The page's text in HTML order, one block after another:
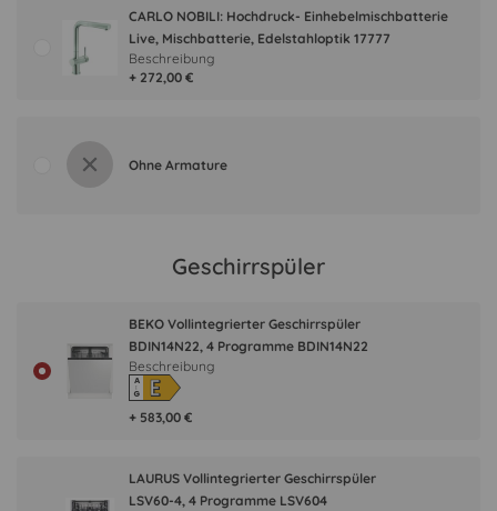
CARLO NOBILI: Hochdruck- Einhebelmischbatterie
Live, Mischbatterie, Edelstahloptik 17777
+ 272,00 €
Beschreibung
Ohne Armature
Geschirrspüler
BEKO Vollintegrierter Geschirrspüler
BDIN14N22, 4 Programme BDIN14N22
+ 583,00 €
A
↑G E
Beschreibung
LAURUS Vollintegrierter Geschirrspüler
LSV60-4, 4 Programme LSV604